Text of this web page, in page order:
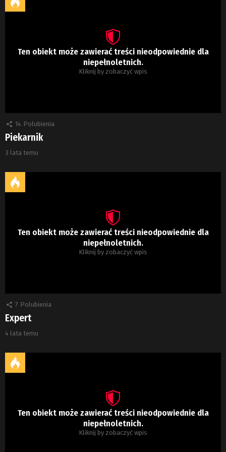
Ten obiekt może zawierać treści nieodpowiednie dla
niepełnoletnich.
Kliknij by zobaczyć wpis
14 Polubienia
Piekarnik
3 lata temu
Ten obiekt może zawierać treści nieodpowiednie dla
niepełnoletnich.
Kliknij by zobaczyć wpis
7 Polubienia
Expert
4 lata temu
Ten obiekt może zawierać treści nieodpowiednie dla
niepełnoletnich.
Kliknij by zobaczyć wpis